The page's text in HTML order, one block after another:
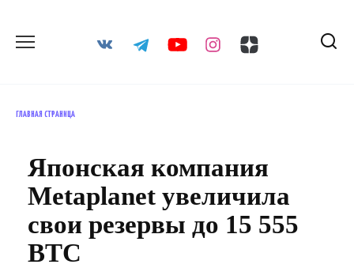
содержанию
ГЛАВНАЯ СТРАНИЦА
Японская компания
Metaplanet увеличила
свои резервы до 15 555
BTC